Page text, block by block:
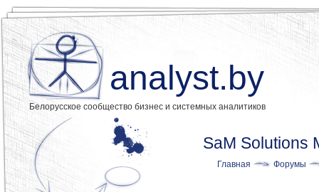
analyst.by
Белорусское сообщество бизнес и системных аналитиков
SaM Solutions
Главная Форумы